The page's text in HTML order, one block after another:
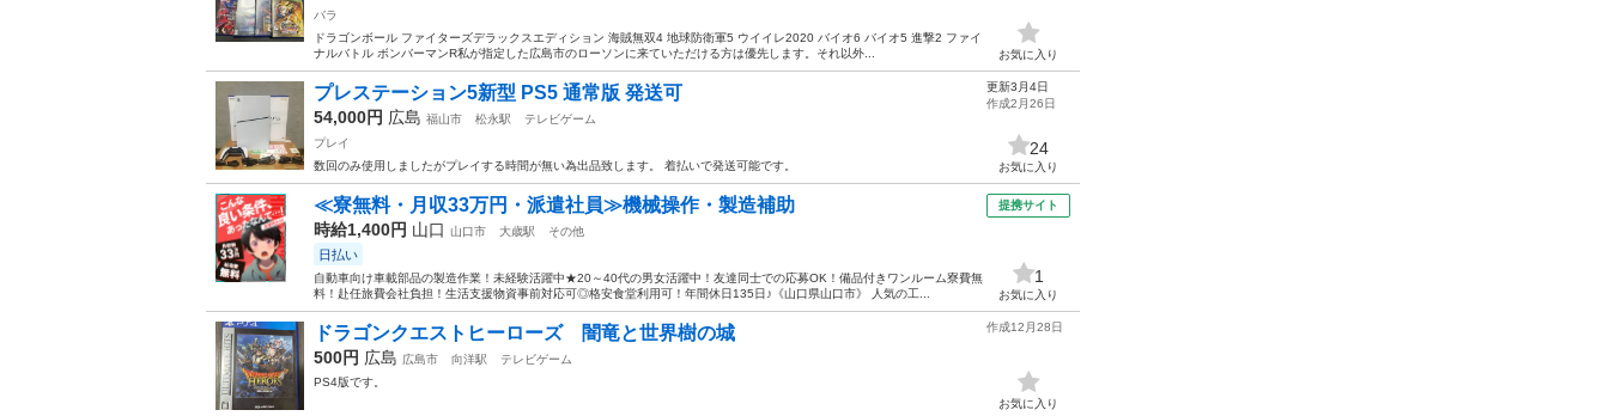
バラ
ドラゴンボール ファイターズデラックスエディション 海賊無双4 地球防衛軍5 ウイイレ2020 バイオ6 バイオ5 進撃2 ファイ
ナルバトル ボンバーマンR私が指定した広島市のローソンに来ていただける方は優先します。それ以外...
お気に入り
プレステーション5新型 PS5 通常版 発送可
54,000円 広島 福山市 松永駅
テレビゲーム
プレイ
数回のみ使用しましたがプレイする時間が無い為出品致します。 着払いで発送可能です。
更新3月4日
作成2月26日
24
お気に入り
≪寮無料・月収33万円・派遣社員≫機械操作・製造補助
時給1,400円 山口 山口市 大歳駅 その他
日払い
自動車向け車載部品の製造作業！未経験活躍中★20～40代の男女活躍中！友達同士での応募OK！備品付きワンルーム寮費無
料！赴任旅費会社負担！生活支援物資事前対応可◎格安食堂利用可！年間休日135日♪《山口県山口市》 人気の工...
提携サイト
1
お気に入り
ドラゴンクエストヒーローズ 闇竜と世界樹の城
500円 広島 広島市 向洋駅
テレビゲーム
PS4版です。
作成12月28日
お気に入り